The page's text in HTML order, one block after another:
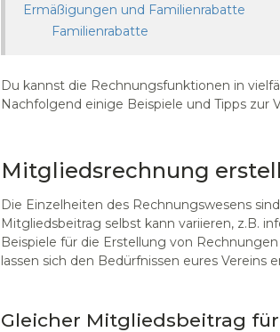
Ermäßigungen und Familienrabatte
Familienrabatte
Du kannst die Rechnungsfunktionen in
Nachfolgend einige Beispiele und Tipps zur
Mitgliedsrechnung
Die Einzelheiten des Rechnungswesens
Mitgliedsbeitrag selbst kann variieren, z.B.
Beispiele für die Erstellung von
lassen sich den Bedürfnissen eures Vereins
Gleicher Mitgliedsbeitrag